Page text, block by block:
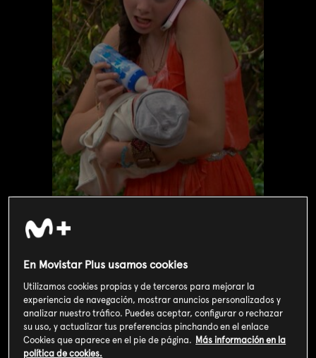
3 588
SOY CLIENTE
En Movistar Plus usamos cookies
Utilizamos cookies propias y de terceros para mejorar la
experiencia de navegación, mostrar anuncios personalizados y
analizar nuestro tráfico. Puedes aceptar, configurar o rechazar
su uso, y actualizar tus preferencias pinchando en el enlace
Cookies que aparece en el pie de página. Más información en la
política de cookies.